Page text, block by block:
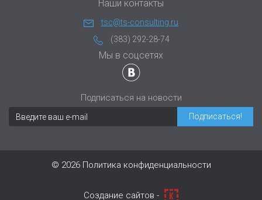
Наши контакты
tsc@ts-consulting.ru
(383) 292-28-74
Мы в соцсетях
Подписаться на новости
© 2026 Политика конфиденциальности
Cоздание сайтов -